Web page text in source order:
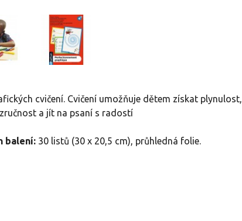
cvičení. Cvičení umožňuje dětem získat plynulost,
a jít na psaní s radostí
balení: 30 listů (30 x 20,5 cm), průhledná folie.